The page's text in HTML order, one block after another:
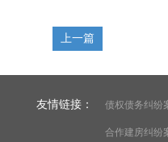
上一篇
友情链接： 债权债务纠纷
合作建房纠纷